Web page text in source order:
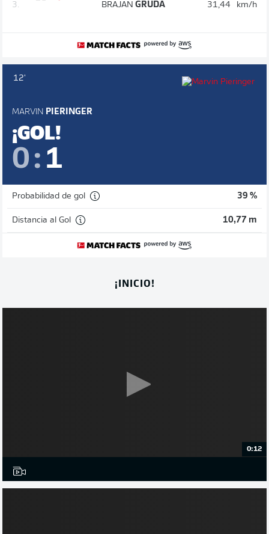
3. BRAJAN GRUDA 31,44 km/h
12'
MARVIN PIERINGER
¡GOL!
0 : 1
Probabilidad de gol 39 %
Distancia al Gol 10,77 m
¡INICIO!
0:12